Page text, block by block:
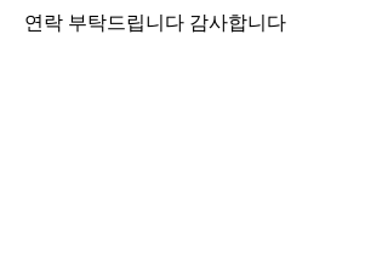
연락 부탁드립니다 감사합니다